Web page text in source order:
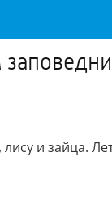
и зайца.